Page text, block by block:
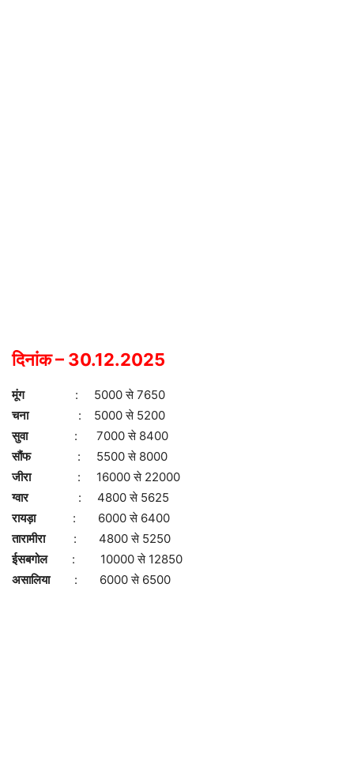
दिनांक – 30.12.2025
मूंग: 5000 से 7650
चना : 5000 से 5200
सुवा : 7000 से 8400
सौंफ
: 5500 से 8000
जीरा : 16000 से 22000
ग्वार
: 4800 से 5625
रायड़ा : 6000 से 6400
तारामीरा: 4800 से 5250
ईसबगोल
: 10000 से 12850
असालिया : 6000 से 6500